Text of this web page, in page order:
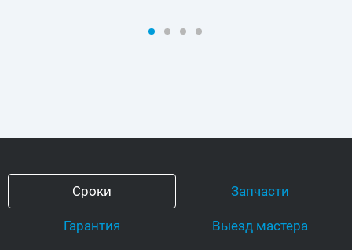
Сроки Запчасти
Гарантия Выезд мастера